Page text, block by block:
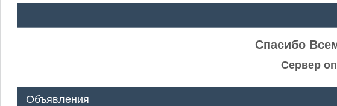
Спасибо
Сервер
Объявления